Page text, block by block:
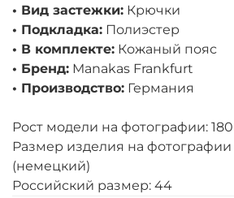
• Вид застежки: Крючки
• Подкладка: Полиэстер
• В комплекте: Кожаный пояс
• Бренд: Manakas Frankfurt
• Производство: Германия
Рост модели на фотографии:
Размер изделия на фотографии
(немецкий)
Российский размер: 44